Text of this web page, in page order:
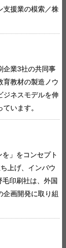
支援業の模索／株
企業3社の共同事
育教材の製造ノウ
ジネスモデルを伸
います。
」をコンセプト
上げ、インバウ
印刷社は、外国
企画開発に取り組